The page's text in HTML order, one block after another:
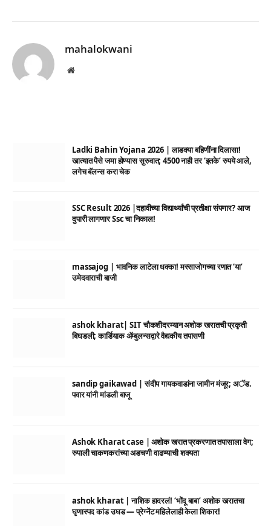
mahalokwani
Website
Ladki Bahin Yojana 2026 | लाडक्या बहिणींना दिलासा!
खात्यात पैसे जमा होण्यास सुरुवात; 4500 नाही तर ‘इतके’ रुपये आले,
लगेच बॅलन्स करा चेक
SSC Result 2026 |दहावीच्या विद्यार्थ्यांची प्रतीक्षा संपणार? आज
दुपारी लागणार Ssc चा निकाल!
massajog | भावनिक लाटेला धक्का! मस्साजोगच्या रणात ‘या’
उमेदवाराची बाजी
ashok kharat| SIT चौकशीदरम्यान अशोक खरातची प्रकृती
बिघडली; कार्डियाक ॲम्बुलन्सद्वारे वैद्यकीय तपासणी
sandip gaikawad | संदीप गायकवाडांना जामीन मंजूर; अॅड.
पवार यांनी मांडली बाजू
Ashok Kharat case | अशोक खरात प्रकरणात तपासाला वेग;
रुपाली चाकणकरांच्या अडचणी वाढण्याची शक्यता
ashok kharat | नाशिक हादरलं! ‘भोंदू बाबा’ अशोक खरातचा
घृणास्पद कांड उघड — प्रेग्नेंट महिलेलाही केला शिकार!